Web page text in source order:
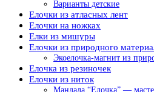
Варианты детские
Елочки из атласных лент
Елочки на ножках
Елки из мишуры
Елочки из природного
Экоелочка-магнит из
Елочка из резиночек
Елочки из ниток
Мандала “Елочка” —